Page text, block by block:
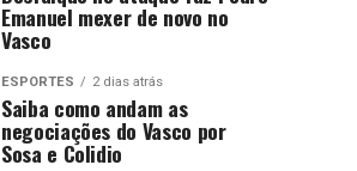
Emanuel mexer de novo no
Vasco
ESPORTES 2 dias atrás
Saiba como andam as
negociações do Vasco por
Sosa e Colidio